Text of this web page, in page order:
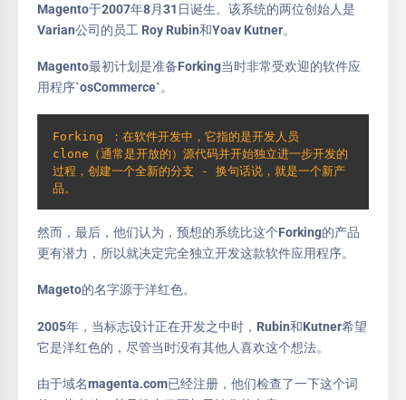
Magento于2007年8月31日诞生。该系统的两位创始人是
Varian公司的员工 Roy Rubin和Yoav Kutner。
Magento最初计划是准备Forking当时非常受欢迎的软件应
用程序`osCommerce`。
Forking ：在软件开发中，它指的是开发人员
clone（通常是开放的）源代码并开始独立进一步开发的
过程，创建一个全新的分支 - 换句话说，就是一个新产
品。
然而，最后，他们认为，预想的系统比这个Forking的产品
更有潜力，所以就决定完全独立开发这款软件应用程序。
Mageto的名字源于洋红色。
2005年，当标志设计正在开发之中时，Rubin和Kutner希望
它是洋红色的，尽管当时没有其他人喜欢这个想法。
由于域名magenta.com已经注册，他们检查了一下这个词